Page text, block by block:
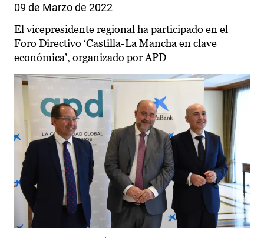
09 de Marzo de 2022
El vicepresidente regional ha participado en el
Foro Directivo ‘Castilla-La Mancha en clave
económica’, organizado por APD